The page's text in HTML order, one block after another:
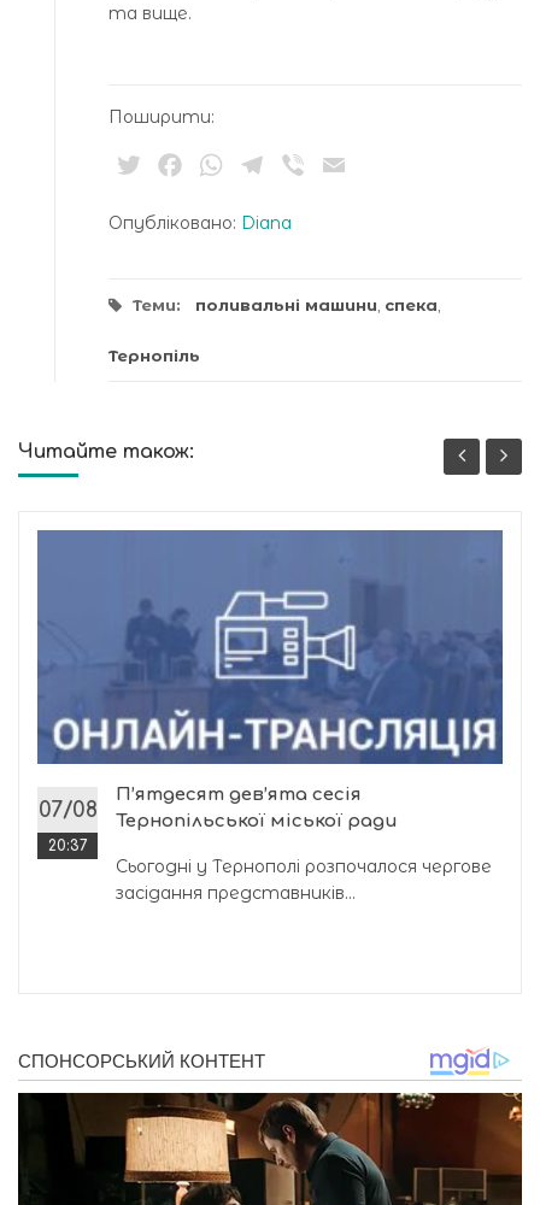
та вище.
Поширити:
TwitterFacebookWhatsApp
Telegram
Viber
Опубліковано: Diana
Теми: поливальні машини, спека,
Тернопіль
Читайте також:
07/08
20:37
П’ятдесят дев’ята сесія
Тернопільської міської ради
Сьогодні у Тернополі розпочалося чергове
засідання представників...